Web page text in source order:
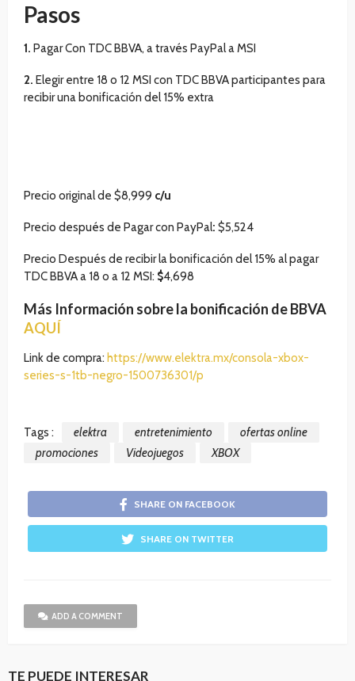
Pasos
1. Pagar Con TDC BBVA, a través PayPal a MSI
2. Elegir entre 18 o 12 MSI con TDC BBVA participantes para
recibir una bonificación del 15% extra
Precio original de $8,999 c/u
Precio después de Pagar con PayPal: $5,524
Precio Después de recibir la bonificación del 15% al pagar
TDC BBVA a 18 o a 12 MSI: $4,698
Más Información sobre la bonificación de BBVA
AQUÍ
Link de compra: https://www.elektra.mx/consola-xbox-
series-s-1tb-negro-1500736301/p
Tags : elektra entretenimiento
ofertas online
promociones
Videojuegos XBOX
SHARE ON FACEBOOK
SHARE ON TWITTER
ADD A COMMENT
TE PUEDE INTERESAR